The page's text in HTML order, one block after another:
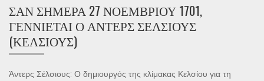
ΣΑΝ ΣΉΜΕΡΑ 27 ΝΟΕΜΒΡΊΟΥ 1701,
ΓΕΝΝΙΈΤΑΙ Ο ΆΝΤΕΡΣ ΣΈΛΣΙΟΥΣ
(ΚΈΛΣΙΟΥΣ)
Άντερς Σέλσιους: Ο δημιουργός της κλίμακας Κελσίου για τη